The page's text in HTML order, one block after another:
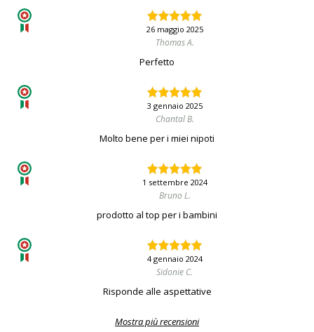
26 maggio 2025
Thomas A.
Perfetto
3 gennaio 2025
Chantal B.
Molto bene per i miei nipoti
1 settembre 2024
Bruno L.
prodotto al top per i bambini
4 gennaio 2024
Sidonie C.
Risponde alle aspettative
Mostra più recensioni